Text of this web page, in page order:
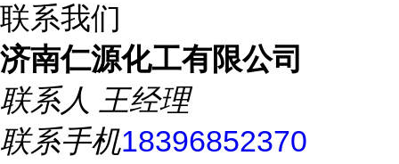
联系我们
济南仁源化工有限公司
联系人 王经理
联系手机18396852370